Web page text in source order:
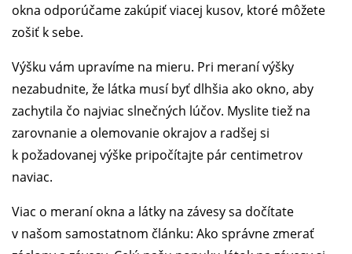
okna odporúčame zakúpiť viacej kusov, ktoré môžete
zošiť k sebe.
Výšku vám upravíme na mieru. Pri meraní výšky
nezabudnite, že látka musí byť dlhšia ako okno, aby
zachytila čo najviac slnečných lúčov. Myslite tiež na
zarovnanie a olemovanie okrajov a radšej si
k požadovanej výške pripočítajte pár centimetrov
naviac.
Viac o meraní okna a látky na závesy sa dočítate
v našom samostatnom článku: Ako správne zmerať